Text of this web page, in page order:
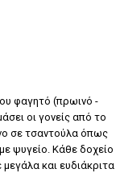
φαγητό (πρωινό -
οι γονείς από το
σε τσαντούλα όπως
ψυγείο. Κάθε δοχείο
και ευδιάκριτα